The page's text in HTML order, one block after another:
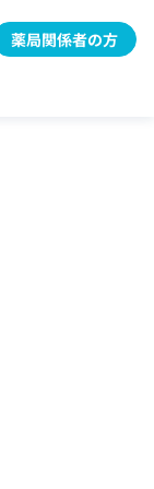
薬局関係者の方